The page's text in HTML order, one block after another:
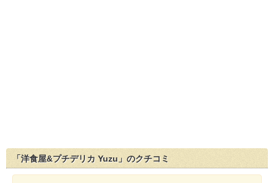
「洋食屋&プチデリカ Yuzu」のクチコミ